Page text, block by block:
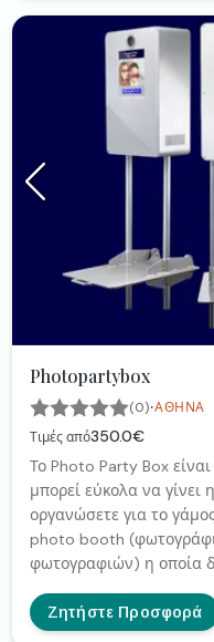
μοναδικών αναμνήσεων
Photopartybox
(0)·ΑΘΉΝΑ
Τιμές από350.0€
Το Photo Party Box
μπορεί εύκολα να
οργανώσετε για το
photo booth
φωτογραφιών) η οποία
μοιραστούν (live
κοινωνικών δικτύων
Ζητήστε Προσφορά